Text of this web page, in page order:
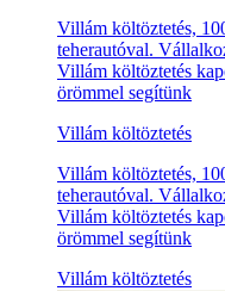
Villám költöztetés,
teherautóval.
Villám költöztetés
örömmel segítünk
Villám költöztetés
Villám költöztetés,
teherautóval.
Villám költöztetés
örömmel segítünk
Villám költöztetés